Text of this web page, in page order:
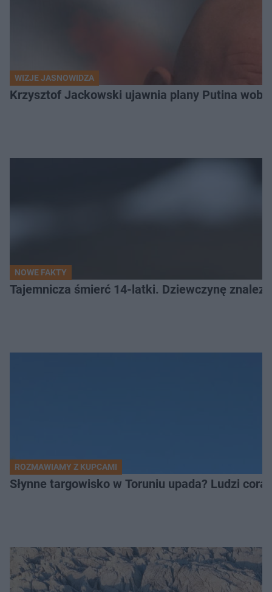
WIZJE JASNOWIDZA
Krzysztof Jackowski ujawnia plany Putina
NOWE FAKTY
Tajemnicza śmierć 14-latki. Dziewczynę
ROZMAWIAMY Z KUPCAMI
Słynne targowisko w Toruniu upada? Ludzi